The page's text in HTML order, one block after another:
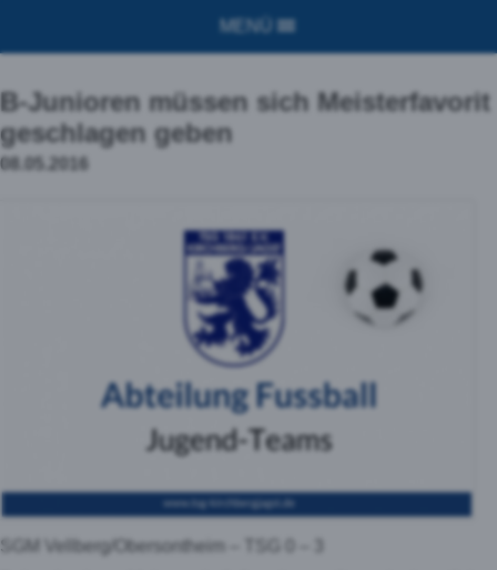
MENÜ
B-Junioren müssen sich Meisterfavorit
geschlagen geben
08.05.2016
SGM Vellberg/Obersontheim – TSG 0 – 3